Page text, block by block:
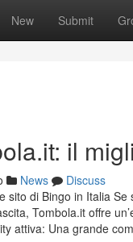
New Submit
il
News
Discuss
sito di Bingo in Italia
Tombola.it offre
attiva: Una grande